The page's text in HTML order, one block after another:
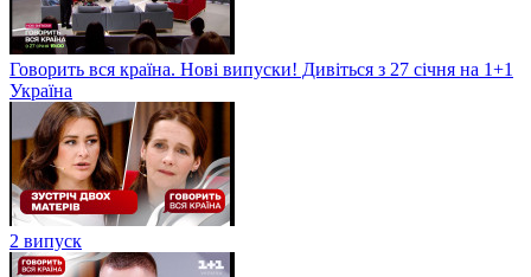
Говорить вся країна. Нові випуски! Дивіться з 27 січня на 1+1
Україна
2 випуск